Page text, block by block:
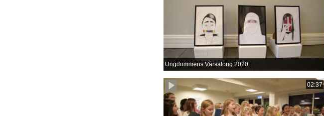
Ungdommens Vårsalong 2020
02:37